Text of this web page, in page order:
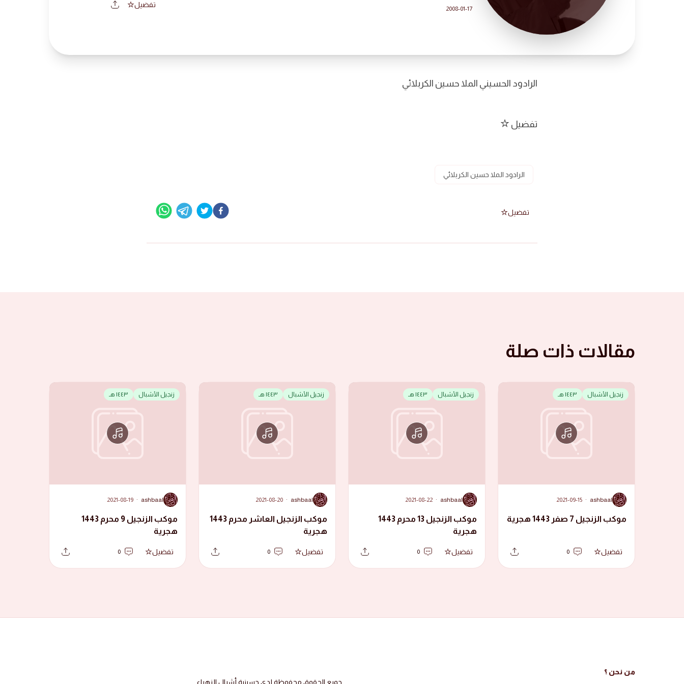
2008-01-17 تفضيل
الرادود الحسيني الملا حسين الكربلائي
تفضيل
الرادود الملا حسين الكربلائي
تفضيل
مقالات ذات صلة
زنجيل الأشبال ١٤٤٣ هـ
A
ashbaal
·
2021-09-15
موكب الزنجيل 7 صفر 1443 هجرية
تفضيل 0
زنجيل الأشبال ١٤٤٣ هـ
A
ashbaal
·
2021-08-22
موكب الزنجيل 13 محرم 1443
هجرية
تفضيل 0
زنجيل الأشبال ١٤٤٣ هـ
A
ashbaal
·
2021-08-20
موكب الزنجيل العاشر محرم 1443
هجرية
تفضيل 0
زنجيل الأشبال ١٤٤٣ هـ
A
ashbaal
·
2021-08-19
موكب الزنجيل 9 محرم 1443
هجرية
تفضيل 0
من نحن ؟
جميع الحقوق محفوظة لدى حسينية أشبال الزهراء.